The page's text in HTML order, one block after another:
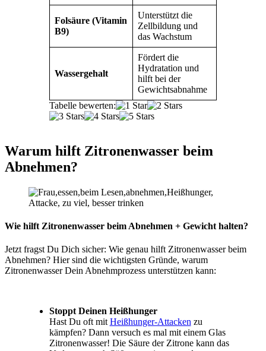
Folsäure (Vitamin
B9)
Unterstützt die
Zellbildung und
das Wachstum
Wassergehalt
Fördert die
Hydratation und
hilft bei der
Gewichtsabnahme
Tabelle bewerten:
Warum hilft Zitronenwasser beim
Abnehmen?
Wie hilft Zitronenwasser beim Abnehmen + Gewicht halten?
Jetzt fragst Du Dich sicher: Wie genau hilft Zitronenwasser beim
Abnehmen? Hier sind die wichtigsten Gründe, warum
Zitronenwasser Dein Abnehmprozess unterstützen kann:
Stoppt Deinen Heißhunger
Hast Du oft mit Heißhunger-Attacken zu
kämpfen? Dann versuch es mal mit einem Glas
Zitronenwasser! Die Säure der Zitrone kann das